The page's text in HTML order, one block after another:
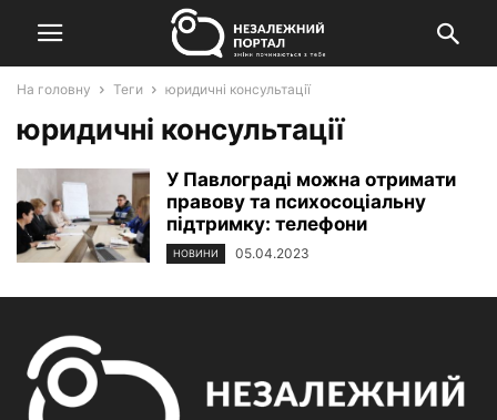
На головну Теги юридичні консультації
юридичні консультації
У Павлограді можна отримати
правову та психосоціальну
підтримку: телефони
НОВИНИ 05.04.2023